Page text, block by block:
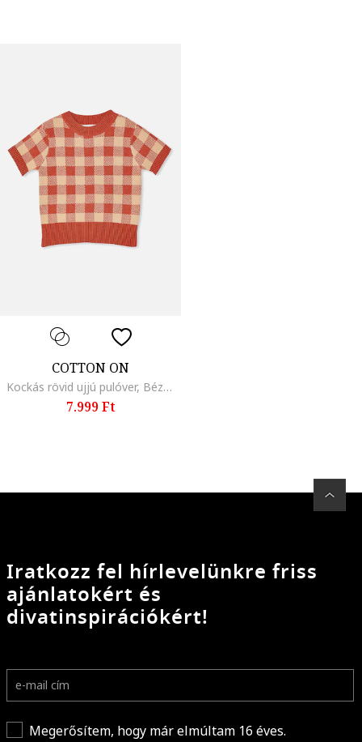
COTTON ON
Kockás rövid ujjú pulóver, Bézs/Téglavörös
7.999 Ft
Iratkozz fel hírlevelünkre friss
ajánlatokért és
divatinspirációkért!
Megerősítem, hogy már elmúltam 16 éves.